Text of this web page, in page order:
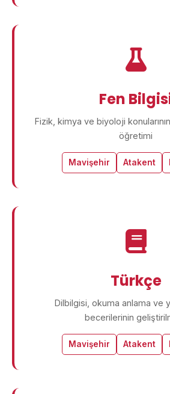
Fen
Fizik, kimya ve biyoloji
öğretimi
Mavişehir Atakent
Türkçe
Dilbilgisi, okuma anlama ve
becerilerinin
Mavişehir Atakent